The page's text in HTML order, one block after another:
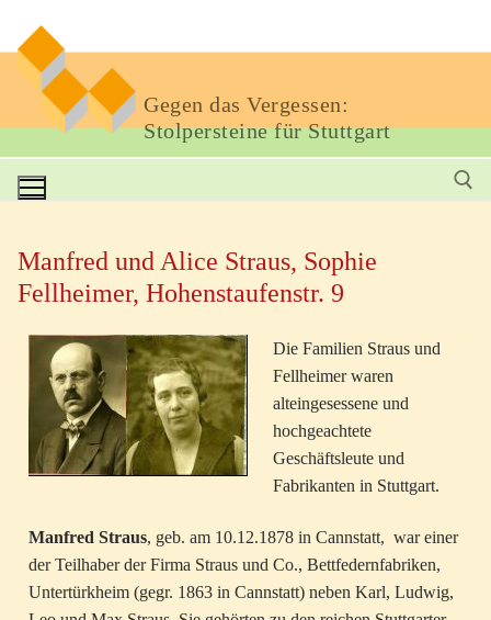
Gegen das Vergessen:
Stolpersteine für Stuttgart
Manfred und Alice Straus, Sophie
Fellheimer, Hohenstaufenstr. 9
Die Familien Straus und
Fellheimer waren
alteingesessene und
hochgeachtete
Geschäftsleute und
Fabrikanten in Stuttgart.
Manfred Straus, geb. am 10.12.1878 in Cannstatt, war einer
der Teilhaber der Firma Straus und Co., Bettfedernfabriken,
Untertürkheim (gegr. 1863 in Cannstatt) neben Karl, Ludwig,